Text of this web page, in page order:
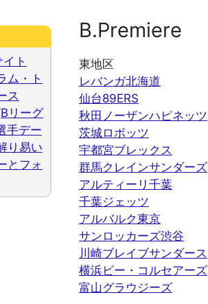
ト
ム・ト
ス
Bリーグ
手デー
り易い
とフォ
B.Premiere
東地区
レバンガ北海道
仙台89ERS
秋田ノーザンハピネッツ
茨城ロボッツ
宇都宮ブレックス
群馬クレインサンダーズ
アルティーリ千葉
千葉ジェッツ
アルバルク東京
サンロッカーズ渋谷
川崎ブレイブサンダース
横浜ビー・コルセアーズ
富山グラウジーズ